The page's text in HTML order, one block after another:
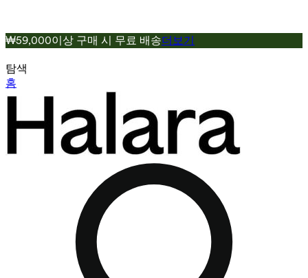
₩59,000이상 구매 시 무료 배송더보기
탐색
홈